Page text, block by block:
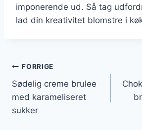
imponerende ud. Så tag
lad din kreativitet blomstre i
Indlægsnavigation
FORRIGE
Sødelig creme brulee
med karameliseret
sukker